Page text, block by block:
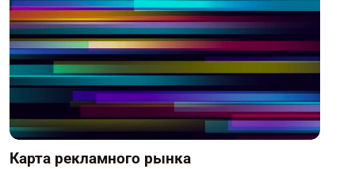
Карта рекламного рынка